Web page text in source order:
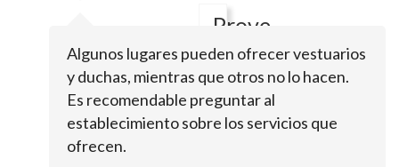
Prove
IT
Soccer
8432
Algunos lugares pueden ofrecer vestuarios
y duchas, mientras que otros no lo hacen.
Es recomendable preguntar al
establecimiento sobre los servicios que
ofrecen.